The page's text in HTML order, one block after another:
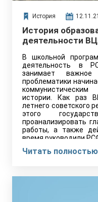
История 12.11.21
История
деятельности
В школьной
деятельность в
занимает
проблематики
истории. Как раз
летнего советского
этого
проанализировать
работы, а также
время руководили
Читать полностью